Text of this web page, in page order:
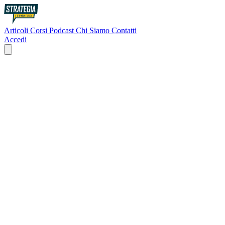
Articoli Corsi Podcast Chi Siamo Contatti
Accedi